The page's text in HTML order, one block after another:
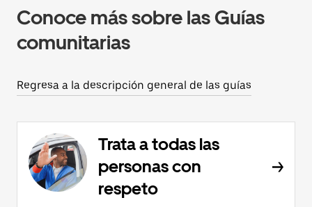
Conoce más sobre las Guías
comunitarias
Regresa a la descripción general de las guías
Trata a todas las
personas con
respeto